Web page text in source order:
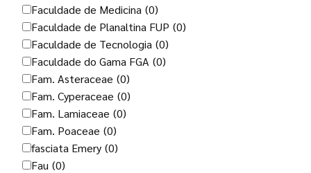
Faculdade de Medicina (0)
Faculdade de Planaltina FUP (0)
Faculdade de Tecnologia (0)
Faculdade do Gama FGA (0)
Fam. Asteraceae (0)
Fam. Cyperaceae (0)
Fam. Lamiaceae (0)
Fam. Poaceae (0)
fasciata Emery (0)
Fau (0)